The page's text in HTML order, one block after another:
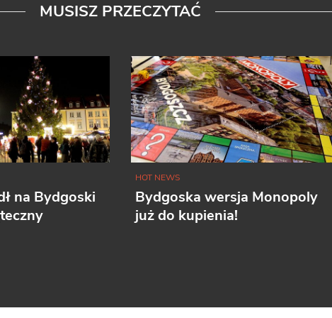
MUSISZ PRZECZYTAĆ
na Bydgoski
HOT NEWS
Bydgoska wersja Monopoly
już do kupienia!